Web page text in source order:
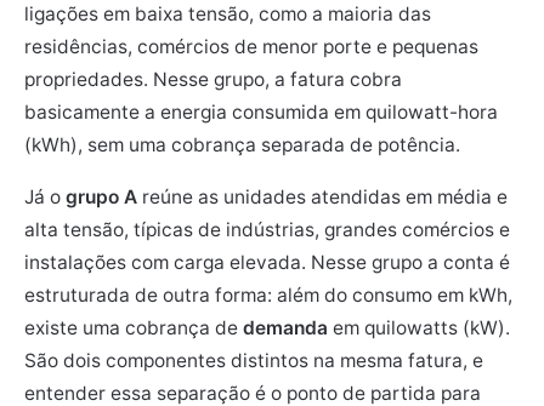
ligações em baixa tensão, como a maioria das
residências, comércios de menor porte e pequenas
propriedades. Nesse grupo, a fatura cobra
basicamente a energia consumida em quilowatt-hora
(kWh), sem uma cobrança separada de potência.
Já o grupo A reúne as unidades atendidas em média e
alta tensão, típicas de indústrias, grandes comércios e
instalações com carga elevada. Nesse grupo a conta é
estruturada de outra forma: além do consumo em kWh,
existe uma cobrança de demanda em quilowatts (kW).
São dois componentes distintos na mesma fatura, e
entender essa separação é o ponto de partida para